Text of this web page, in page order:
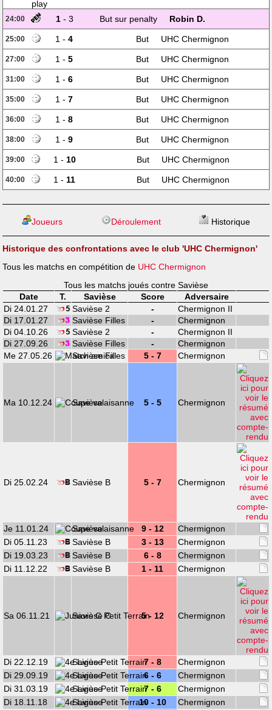
24:00 1 - 3 But sur penalty Robin D.
25:00 1 - 4 But UHC Chermignon
27:00 1 - 5 But UHC Chermignon
31:00 1 - 6 But UHC Chermignon
35:00 1 - 7 But UHC Chermignon
36:00 1 - 8 But UHC Chermignon
38:00 1 - 9 But UHC Chermignon
39:00 1 - 10 But UHC Chermignon
40:00 1 - 11 But UHC Chermignon
Joueurs Déroulement Historique
Historique des confrontations avec le club 'UHC Chermignon'
Tous les matchs en compétition de UHC Chermignon
Tous les matchs joués contre Savièse
Date
T. Savièse Score
Adversaire
Di 24.01.27
Savièse 2 -
Chermignon II
Di 17.01.27
Savièse Filles -
Chermignon
Di 04.10.26
Savièse 2 -
Chermignon II
Di 27.09.26
Savièse Filles -
Chermignon
Me 27.05.26
Savièse Filles 5 - 7 Chermignon
Ma 10.12.24 Savièse 5 - 5 Chermignon
Di 25.02.24 Savièse B 5 - 7 Chermignon
Je 11.01.24 Savièse 9 - 12
Chermignon
Di 05.11.23
Savièse B 3 - 13
Chermignon
Di 19.03.23
Savièse B 6 - 8
Chermignon
Di 11.12.22
Savièse B 1 - 11 Chermignon
Sa 06.11.21 Savièse C 5 - 12 Chermignon
Di 22.12.19 Savièse 7 - 8
Chermignon
Di 29.09.19
Savièse 6 - 6
Chermignon
Di 31.03.19
Savièse 7 - 6
Chermignon
Di 18.11.18
Savièse 10 - 10
Chermignon